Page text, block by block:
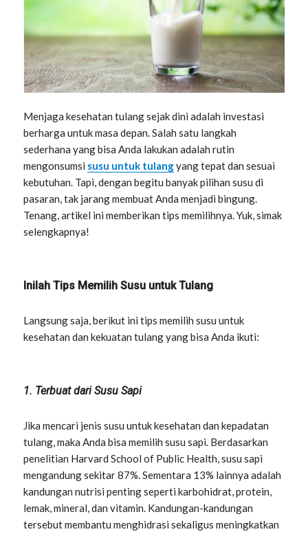
Menjaga kesehatan tulang sejak dini adalah investasi
berharga untuk masa depan. Salah satu langkah
sederhana yang bisa Anda lakukan adalah rutin
mengonsumsi susu untuk tulangyang tepat dan sesuai
kebutuhan. Tapi, dengan begitu banyak pilihan susu di
pasaran, tak jarang membuat Anda menjadi bingung.
Tenang, artikel ini memberikan tips memilihnya. Yuk, simak
selengkapnya!
Inilah Tips Memilih Susu untuk Tulang
Langsung saja, berikut ini tips memilih susu untuk
kesehatan dan kekuatan tulang yang bisa Anda ikuti:
1. Terbuat dari Susu Sapi
Jika mencari jenis susu untuk kesehatan dan kepadatan
tulang, maka Anda bisa memilih susu sapi. Berdasarkan
penelitian Harvard School of Public Health, susu sapi
mengandung sekitar 87%. Sementara 13% lainnya adalah
kandungan nutrisi penting seperti karbohidrat, protein,
lemak, mineral, dan vitamin. Kandungan-kandungan
tersebut membantu menghidrasi sekaligus meningkatkan